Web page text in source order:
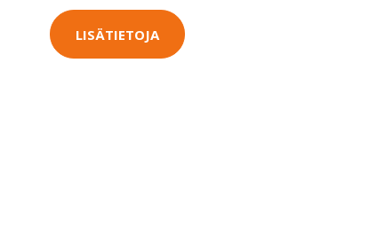
LISÄTIETOJA